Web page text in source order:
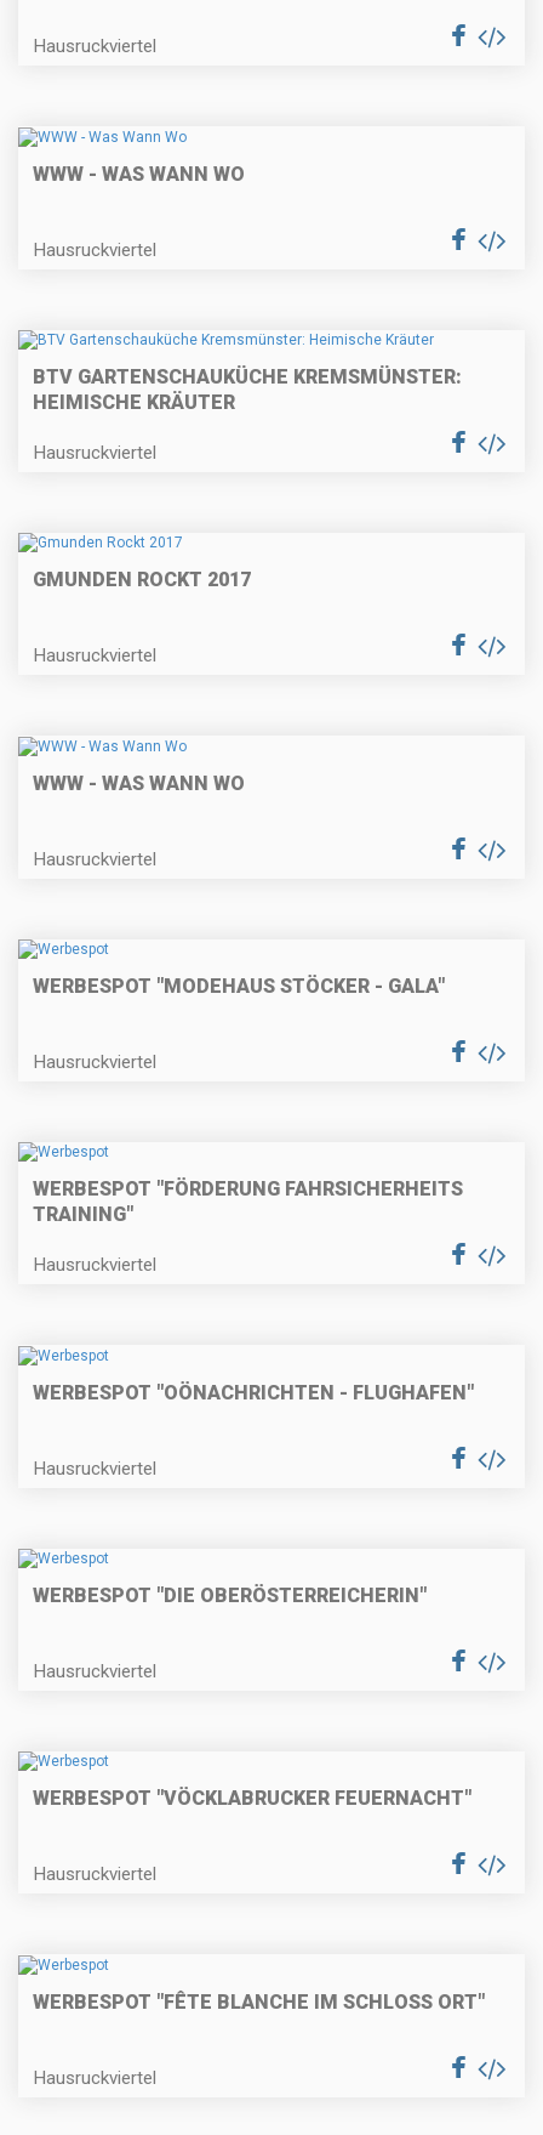
Hausruckviertel
WWW - WAS WANN WO
Hausruckviertel
BTV GARTENSCHAUKÜCHE KREMSMÜNSTER:
HEIMISCHE KRÄUTER
Hausruckviertel
GMUNDEN ROCKT 2017
Hausruckviertel
WWW - WAS WANN WO
Hausruckviertel
WERBESPOT "MODEHAUS STÖCKER - GALA"
Hausruckviertel
WERBESPOT "FÖRDERUNG FAHRSICHERHEITS
TRAINING"
Hausruckviertel
WERBESPOT "OÖNACHRICHTEN - FLUGHAFEN"
Hausruckviertel
WERBESPOT "DIE OBERÖSTERREICHERIN"
Hausruckviertel
WERBESPOT "VÖCKLABRUCKER FEUERNACHT"
Hausruckviertel
WERBESPOT "FÊTE BLANCHE IM SCHLOSS ORT"
Hausruckviertel